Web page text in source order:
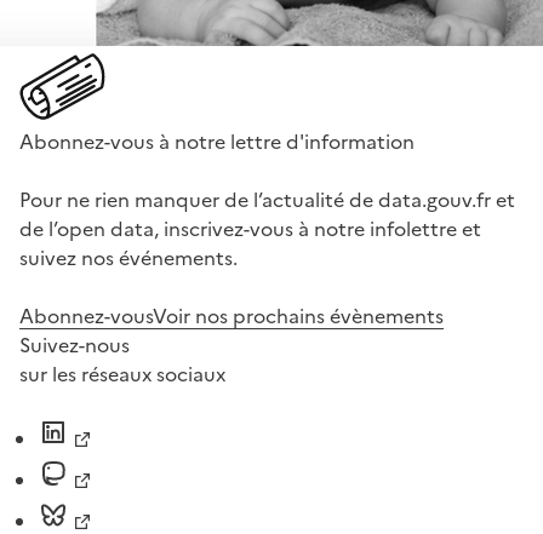
Abonnez-vous à notre lettre d'information
Pour ne rien manquer de l’actualité de data.gouv.fr et
de l’open data, inscrivez-vous à notre infolettre et
suivez nos événements.
Abonnez-vousVoir nos prochains évènements
Suivez-nous
sur les réseaux sociaux